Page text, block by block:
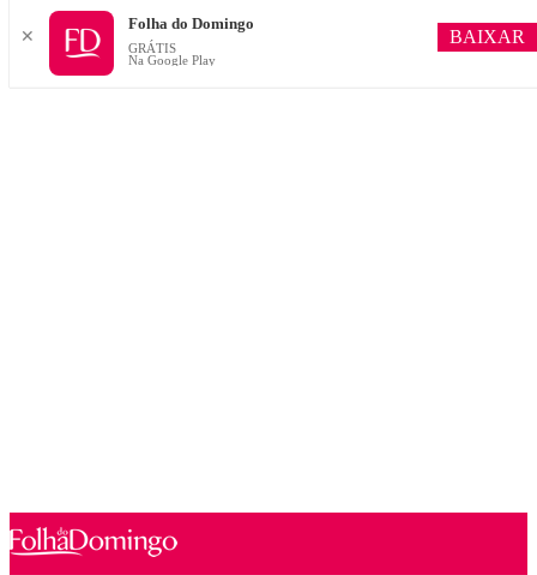
✕
Folha do Domingo
GRÁTIS
Na Google Play
BAIXAR